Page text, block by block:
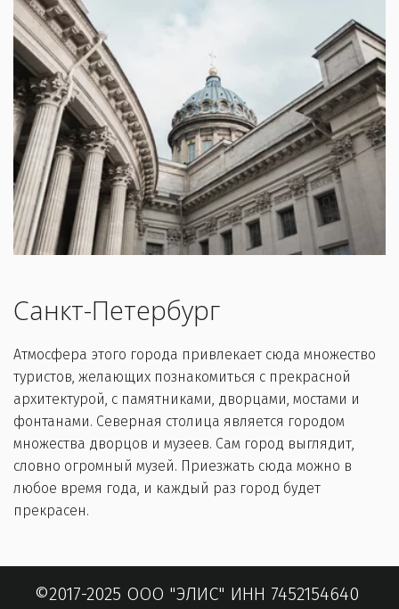
Санкт-Петербург
Атмосфера этого города привлекает сюда множество
туристов, желающих познакомиться с прекрасной
архитектурой, с памятниками, дворцами, мостами и
фонтанами. Северная столица является городом
множества дворцов и музеев. Сам город выглядит,
словно огромный музей. Приезжать сюда можно в
любое время года, и каждый раз город будет
прекрасен.
©2017-2025 ООО "ЭЛИС" ИНН 7452154640